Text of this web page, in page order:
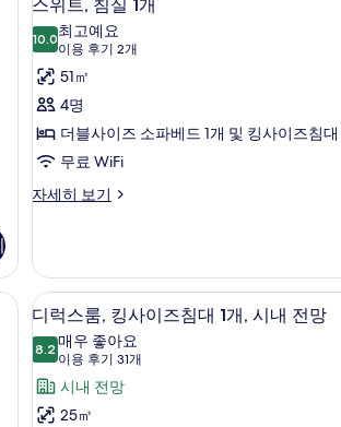
기
보
위
트,
침
실
1
개
사
두
보
기
스위트, 침실 1개
10.010.0점 만점 중 10점
최고예요
이용 후기 2개
(이
용
후
기
개)
51㎡
4명
더블사이즈 소파베드 1개 및 킹사이즈침대
무료 WiFi
자세히 보기
스
실
개
자
세
보
기
LCD TV, TV, 넷플릭스
디
럭
스
룸,
킹
고급 침구, 오
9
디럭스룸, 킹사이즈침대 1개, 시내 전망
8.28.2점 만점 중 10점
매우 좋아요
이용 후기 31개
(이
용
후
시내 전망
25㎡